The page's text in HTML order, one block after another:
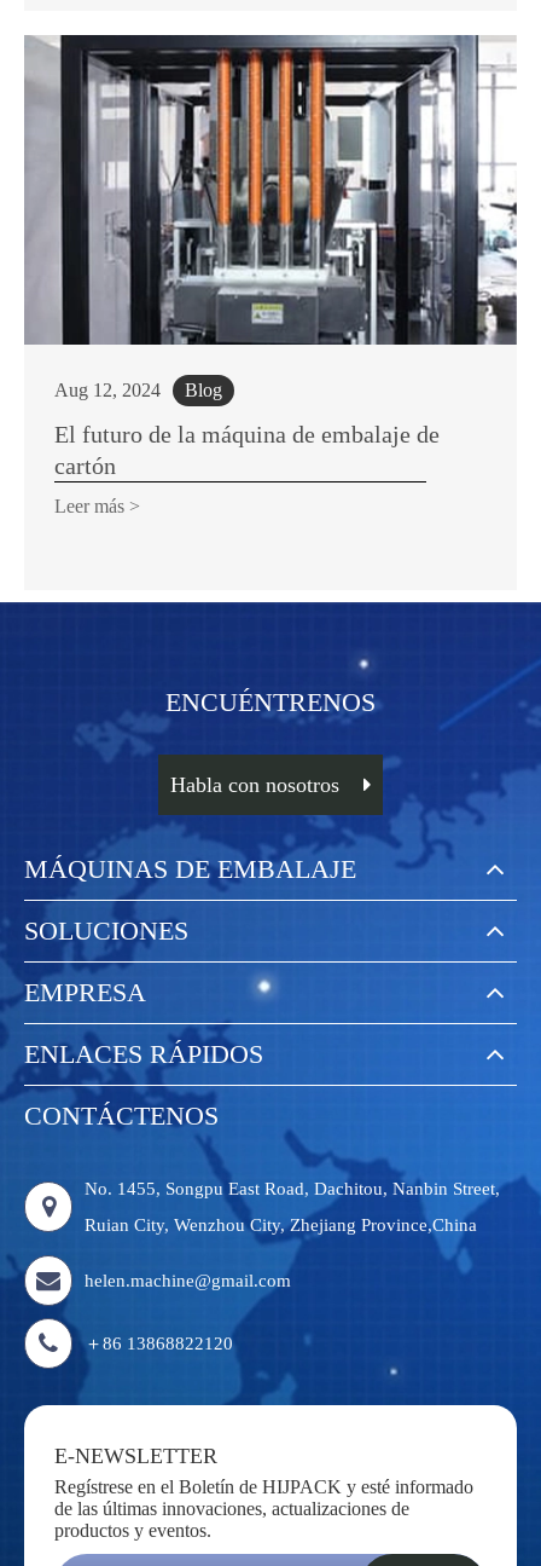
Aug 12, 2024 Blog
El futuro de la máquina de embalaje de
cartón
Leer más >
ENCUÉNTRENOS
Habla con nosotros
MÁQUINAS DE EMBALAJE
SOLUCIONES
EMPRESA
ENLACES RÁPIDOS
CONTÁCTENOS
No. 1455, Songpu East Road, Dachitou, Nanbin Street,
Ruian City, Wenzhou City, Zhejiang Province,China
helen.machine@gmail.com
＋86 13868822120
E-NEWSLETTER
Regístrese en el Boletín de HIJPACK y esté informado
de las últimas innovaciones, actualizaciones de
productos y eventos.